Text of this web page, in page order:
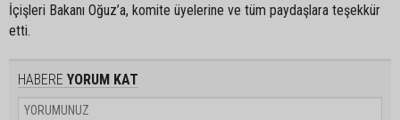
İçişleri Bakanı Oğuz’a, komite üyelerine ve tüm paydaşlara teşekkür
etti.
HABERE YORUM KAT